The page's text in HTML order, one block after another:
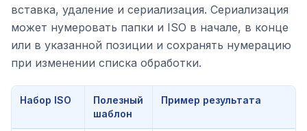
вставка, удаление и сериализация. Сериализация
может нумеровать папки и ISO в начале, в конце
или в указанной позиции и сохранять нумерацию
при изменении списка обработки.
Набор ISO
Полезный
шаблон
Пример результата